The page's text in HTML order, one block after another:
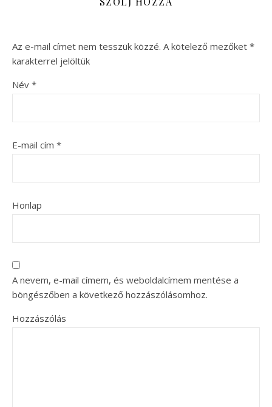
Az e-mail címet nem tesszük közzé. A kötelező mezőket *
karakterrel jelöltük
Név *
E-mail cím *
Honlap
A nevem, e-mail címem, és weboldalcímem mentése a
böngészőben a következő hozzászólásomhoz.
Hozzászólás